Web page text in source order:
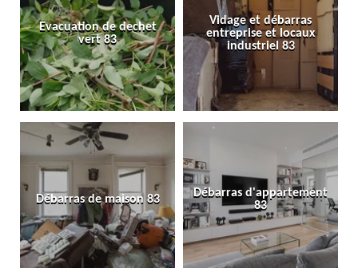
Evacuation de dechet
vert 83
Vidage et débarras
entreprise et locaux
industriel 83
Débarras de maison 83
Débarras d'appartement
83